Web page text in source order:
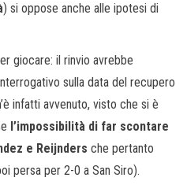
) si oppose anche alle ipotesi di
giocare: il rinvio avrebbe
sulla data del recupero
infatti avvenuto, visto che si è
l’impossibilità di far scontare
e Reijnders che pertanto
persa per 2-0 a San Siro).